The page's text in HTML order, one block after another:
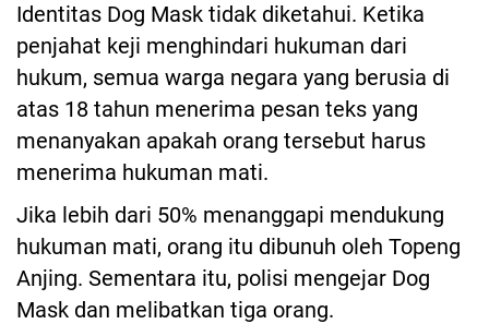
Identitas Dog Mask tidak diketahui. Ketika
penjahat keji menghindari hukuman dari
hukum, semua warga negara yang berusia di
atas 18 tahun menerima pesan teks yang
menanyakan apakah orang tersebut harus
menerima hukuman mati.
Jika lebih dari 50% menanggapi mendukung
hukuman mati, orang itu dibunuh oleh Topeng
Anjing. Sementara itu, polisi mengejar Dog
Mask dan melibatkan tiga orang.